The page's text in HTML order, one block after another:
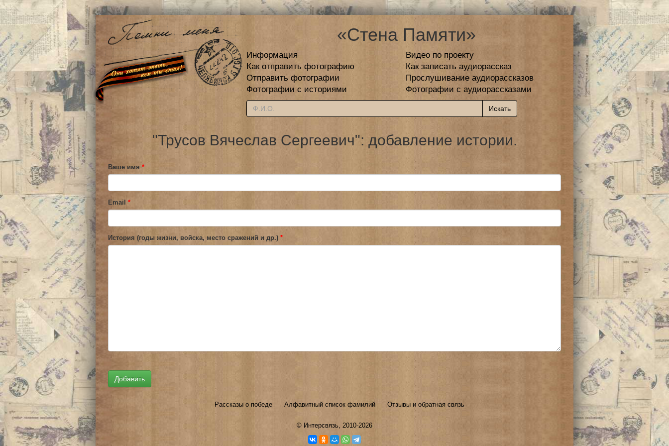
«Стена Памяти»
Информация
Видео по проекту
Как отправить фотографию
Как записать аудиорассказ
Отправить фотографии
Прослушивание аудиорассказов
Фотографии с историями
Фотографии с аудиорассказами
"Трусов Вячеслав Сергеевич": добавление истории.
Ваше имя *
Email *
История (годы жизни, войска, место сражений и др.) *
Рассказы о победе Алфавитный список фамилий Отзывы и обратная связь
© Интерсвязь , 2010-2026